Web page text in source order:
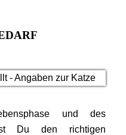
und des
Du den richtigen